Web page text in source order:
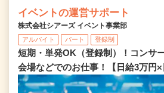
イベントの運営サポート
株式会社シアーズ イベント事業部
アルバイト パート 登録制
短期・単発OK（登録制）！コンサ
会場などでのお仕事！【日給3万円×